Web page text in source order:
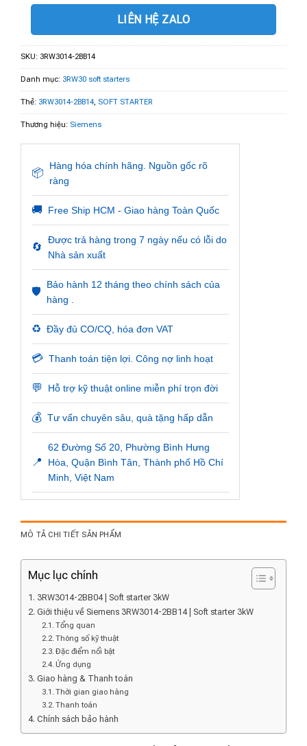
LIÊN HỆ ZALO
SKU: 3RW3014-2BB14
Danh mục: 3RW30 soft starters
Thẻ: 3RW3014-2BB14, SOFT STARTER
Thương hiệu: Siemens
📦
Hàng hóa chính hãng. Nguồn gốc rõ
ràng
🚚 Free Ship HCM - Giao hàng Toàn Quốc
🔄
Được trả hàng trong 7 ngày nếu có lỗi do
Nhà sản xuất
🛡️
Bảo hành 12 tháng theo chính sách của
hàng .
♻️ Đầy đủ CO/CQ, hóa đơn VAT
💳 Thanh toán tiện lợi. Công nợ linh hoạt
💬 Hỗ trợ kỹ thuật online miễn phí trọn đời
💰 Tư vấn chuyên sâu, quà tặng hấp dẫn
📍
62 Đường Số 20, Phường Bình Hưng
Hòa, Quận Bình Tân, Thành phố Hồ Chí
Minh, Việt Nam
MÔ TẢ CHI TIẾT SẢN PHẨM
Mục lục chính
3RW3014-2BB04 | Soft starter 3kW
Giới thiệu về Siemens 3RW3014-2BB14 | Soft starter 3kW
Tổng quan
Thông số kỹ thuật
Đặc điểm nổi bật
Ứng dụng
Giao hàng & Thanh toán
Thời gian giao hàng
Thanh toán
Chính sách bảo hành